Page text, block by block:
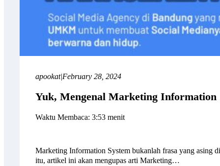
apookat|February 28, 2024
Yuk, Mengenal Marketing Information
Waktu Membaca: 3:53 menit
Marketing Information System bukanlah frasa yang asing
itu, artikel ini akan mengupas arti Marketing…